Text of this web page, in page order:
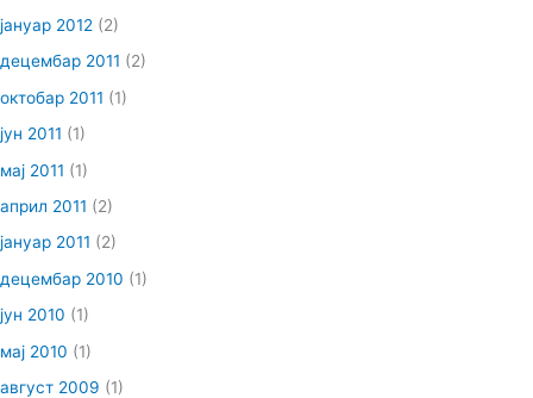
јануар 2012 (2)
децембар 2011 (2)
октобар 2011 (1)
јун 2011 (1)
мај 2011 (1)
април 2011 (2)
јануар 2011 (2)
децембар 2010 (1)
јун 2010 (1)
мај 2010 (1)
август 2009 (1)